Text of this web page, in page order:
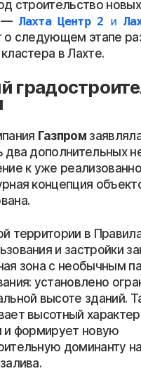
строительство
— Лахта Центр 2 и
о следующем этапе
в Лахте.
Газпром
два дополнительных
к уже
концепция
территории в
и застройки
зона с необычным
установлено
высоте зданий.
высотный
и формирует новую
доминанту